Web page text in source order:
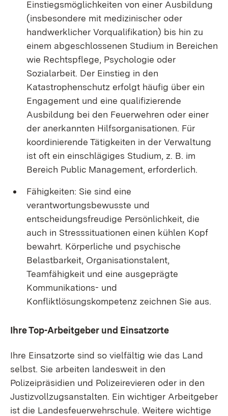
Einstiegsmöglichkeiten von einer Ausbildung
(insbesondere mit medizinischer oder
handwerklicher Vorqualifikation) bis hin zu
einem abgeschlossenen Studium in Bereichen
wie Rechtspflege, Psychologie oder
Sozialarbeit. Der Einstieg in den
Katastrophenschutz erfolgt häufig über ein
Engagement und eine qualifizierende
Ausbildung bei den Feuerwehren oder einer
der anerkannten Hilfsorganisationen. Für
koordinierende Tätigkeiten in der Verwaltung
ist oft ein einschlägiges Studium, z. B. im
Bereich Public Management, erforderlich.
Fähigkeiten: Sie sind eine
verantwortungsbewusste und
entscheidungsfreudige Persönlichkeit, die
auch in Stresssituationen einen kühlen Kopf
bewahrt. Körperliche und psychische
Belastbarkeit, Organisationstalent,
Teamfähigkeit und eine ausgeprägte
Kommunikations- und
Konfliktlösungskompetenz zeichnen Sie aus.
Ihre Top-Arbeitgeber und Einsatzorte
Ihre Einsatzorte sind so vielfältig wie das Land
selbst. Sie arbeiten landesweit in den
Polizeipräsidien und Polizeirevieren oder in den
Justizvollzugsanstalten. Ein wichtiger Arbeitgeber
ist die Landesfeuerwehrschule. Weitere wichtige